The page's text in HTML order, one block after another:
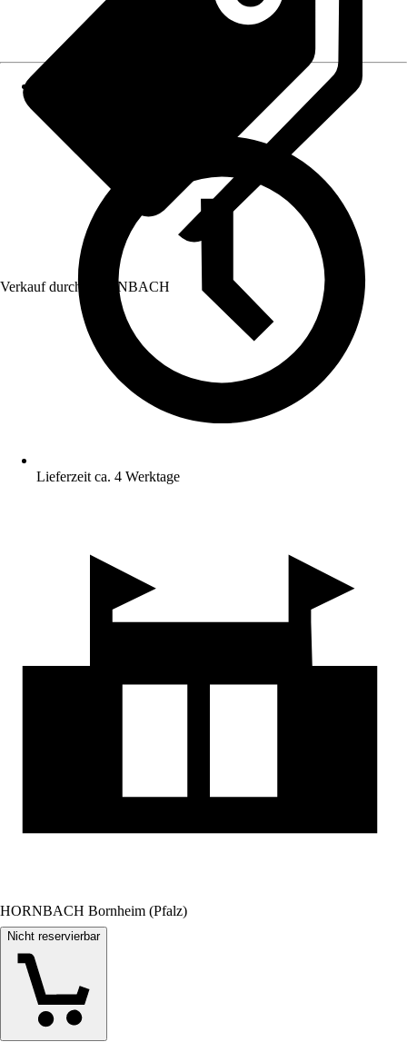
Verkauf durch: HORNBACH
Lieferzeit ca. 4 Werktage
HORNBACH Bornheim (Pfalz)
Nicht reservierbar